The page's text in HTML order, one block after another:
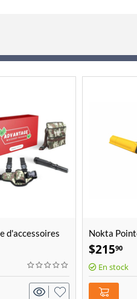
d'accessoires
Nokta
$21590
En stock